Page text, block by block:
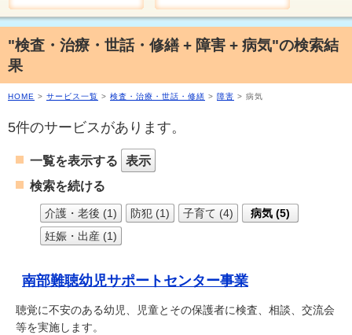
"検査・治療・世話・修繕 + 障害 + 病気"の検索結
果
HOME > サービス一覧 > 検査・治療・世話・修繕 > 障害 > 病気
5件のサービスがあります。
一覧を表示する
表示
検索を続ける
介護・老後 (1) 防犯 (1) 子育て (4)
病気 (5)
妊娠・出産 (1)
南部難聴幼児サポートセンター事業
聴覚に不安のある幼児、児童とその保護者に検査、相談、交流会
等を実施します。